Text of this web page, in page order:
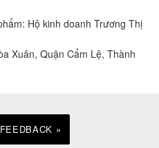
Hộ kinh doanh Trương Thị
Xuân, Quận Cẩm Lệ, Thành
»